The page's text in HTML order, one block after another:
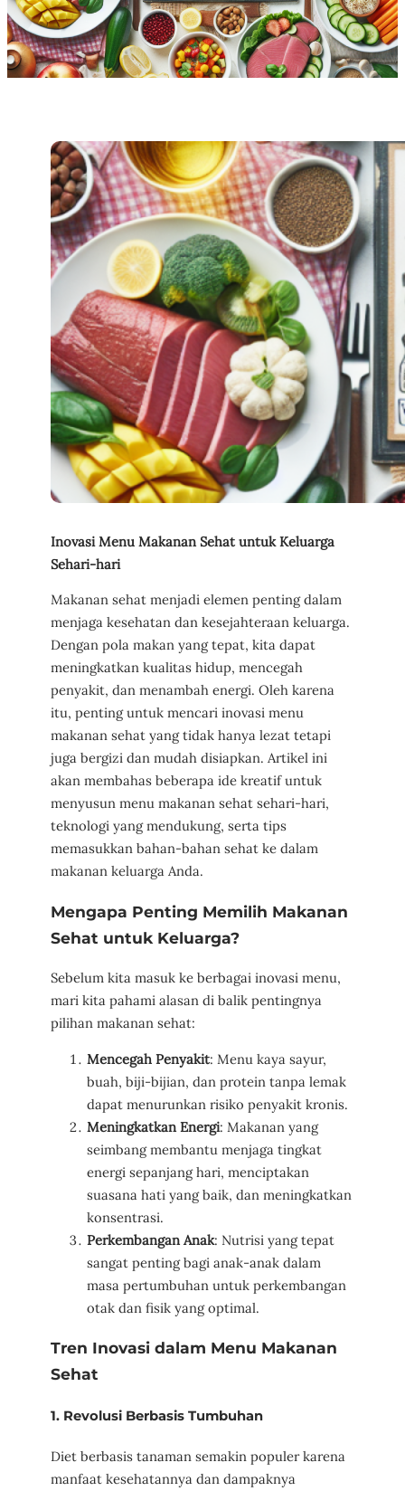
Inovasi Menu Makanan Sehat untuk Keluarga
Sehari-hari
Makanan sehat menjadi elemen penting dalam
menjaga kesehatan dan kesejahteraan keluarga.
Dengan pola makan yang tepat, kita dapat
meningkatkan kualitas hidup, mencegah
penyakit, dan menambah energi. Oleh karena
itu, penting untuk mencari inovasi menu
makanan sehat yang tidak hanya lezat tetapi
juga bergizi dan mudah disiapkan. Artikel ini
akan membahas beberapa ide kreatif untuk
menyusun menu makanan sehat sehari-hari,
teknologi yang mendukung, serta tips
memasukkan bahan-bahan sehat ke dalam
makanan keluarga Anda.
Mengapa Penting Memilih Makanan
Sehat untuk Keluarga?
Sebelum kita masuk ke berbagai inovasi menu,
mari kita pahami alasan di balik pentingnya
pilihan makanan sehat:
Mencegah Penyakit: Menu kaya sayur,
buah, biji-bijian, dan protein tanpa lemak
dapat menurunkan risiko penyakit kronis.
Meningkatkan Energi: Makanan yang
seimbang membantu menjaga tingkat
energi sepanjang hari, menciptakan
suasana hati yang baik, dan meningkatkan
konsentrasi.
Perkembangan Anak: Nutrisi yang tepat
sangat penting bagi anak-anak dalam
masa pertumbuhan untuk perkembangan
otak dan fisik yang optimal.
Tren Inovasi dalam Menu Makanan
Sehat
1. Revolusi Berbasis Tumbuhan
Diet berbasis tanaman semakin populer karena
manfaat kesehatannya dan dampaknya